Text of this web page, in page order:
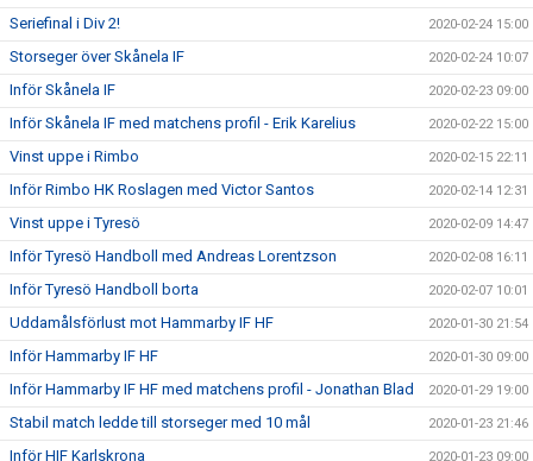
Seriefinal i Div 2! 2020-02-24 15:00
Storseger över Skånela IF 2020-02-24 10:07
Inför Skånela IF 2020-02-23 09:00
Inför Skånela IF med matchens profil - Erik Karelius 2020-02-22 15:00
Vinst uppe i Rimbo 2020-02-15 22:11
Inför Rimbo HK Roslagen med Victor Santos 2020-02-14 12:31
Vinst uppe i Tyresö 2020-02-09 14:47
Inför Tyresö Handboll med Andreas Lorentzson 2020-02-08 16:11
Inför Tyresö Handboll borta 2020-02-07 10:01
Uddamålsförlust mot Hammarby IF HF 2020-01-30 21:54
Inför Hammarby IF HF 2020-01-30 09:00
Inför Hammarby IF HF med matchens profil - Jonathan Blad 2020-01-29 19:00
Stabil match ledde till storseger med 10 mål 2020-01-23 21:46
Inför HIF Karlskrona 2020-01-23 09:00